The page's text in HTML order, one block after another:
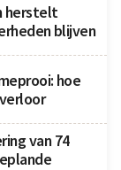
herstelt
blijven
hoe
van 74